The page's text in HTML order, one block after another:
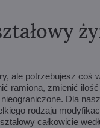
ale potrzebujesz
ramiona, zmienić
Dla
rodzaju
całkowicie